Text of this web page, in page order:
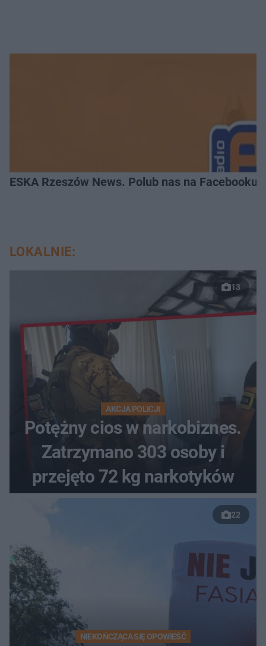
ESKA Rzeszów News. Polub nas na Facebooku!
LOKALNIE:
13
AKCJA POLICJI
Potężny cios w narkobiznes.
Zatrzymano 303 osoby i
przejęto 72 kg narkotyków
22
NIEKOŃCZĄCA SIĘ OPOWIEŚĆ